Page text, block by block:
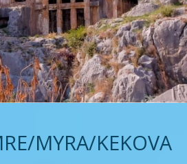
MYRA/KEKOVA